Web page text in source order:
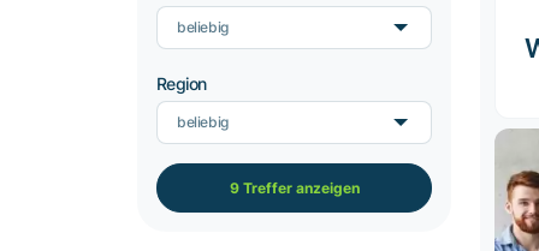
beliebig
Region
beliebig
9 Treffer anzeigen